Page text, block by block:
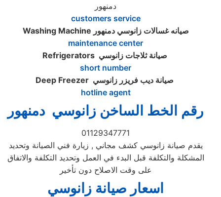
دمنهور
customers service
Washing Machine صيانه غسالات زانوسي دمنهور
maintenance center
Refrigerators
short number
Deep Freezer
hotline agent
رقم الخط الساخن زانوسي دمنهور
01129347771
يقدم صيانة زانوسي كشف مجاني , زيارة فني الصيانة وتحديد
المشكلة والتكلفة قبل البدء في العمل وتحديد التكلفة والاتفاق
على وقت الاصلاح دون تأخير
اسعار صيانة زانوسي